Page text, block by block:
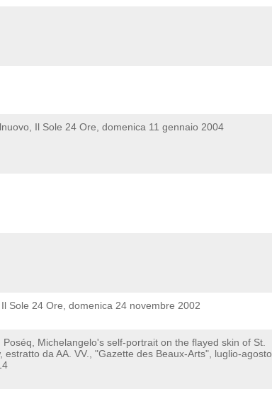
Il Sole 24 Ore, domenica 11 gennaio 2004
Sole 24 Ore, domenica 24 novembre 2002
Poséq, Michelangelo's self-portrait on the flayed skin of St.
estratto da AA. VV., "Gazette des Beaux-Arts", luglio-agosto